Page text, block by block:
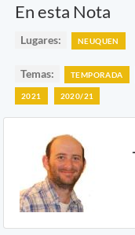
En esta Nota
Lugares: NEUQUEN
Temas: TEMPORADA
2021 2020/21